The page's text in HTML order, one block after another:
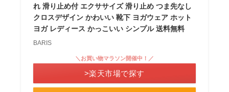
れ 滑り止め付 エクササイズ 滑り止め つま先なし
クロスデザイン かわいい 靴下 ヨガウェア ホット
ヨガ レディース かっこいい シンプル 送料無料
BARIS
＼お買い物マラソン開催中！／
>楽天市場で探す